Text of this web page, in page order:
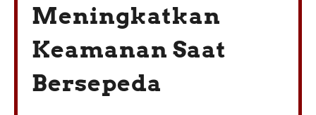
Meningkatkan
Keamanan Saat
Bersepeda